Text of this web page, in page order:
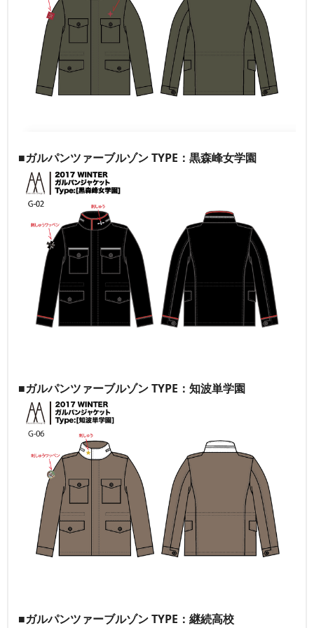
■ガルパンツァーブルゾン TYPE：黒森峰女学園
■ガルパンツァーブルゾン TYPE：知波単学園
■ガルパンツァーブルゾン TYPE：継続高校